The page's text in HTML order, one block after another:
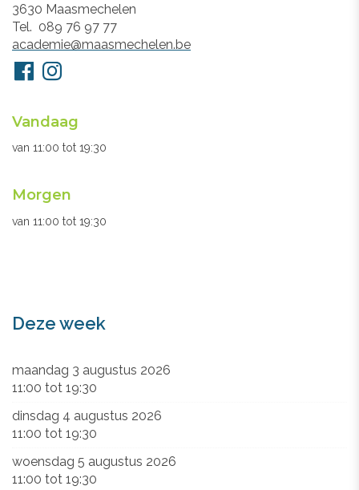
3630 Maasmechelen
Tel.
089 76 97 77
E-
mail
academie@maasmechelen.be
Volg
ons
FacebookInstagram
Openingsuren
secretariaat
Vandaag
van 11:00 tot 19:30
Morgen
van 11:00 tot 19:30
Deze week
maandag 3 augustus 2026
11:00 tot 19:30
dinsdag 4 augustus 2026
11:00 tot 19:30
woensdag 5 augustus 2026
11:00 tot 19:30